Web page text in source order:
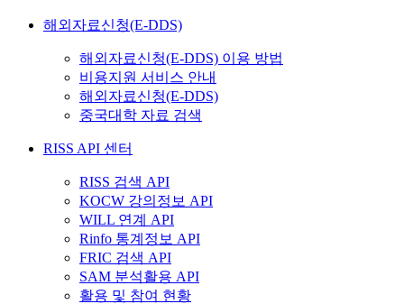
해외자료신청(E-DDS)
해외자료신청(E-DDS) 이용 방법
비용지원 서비스 안내
해외자료신청(E-DDS)
중국대학 자료 검색
RISS API 센터
RISS 검색 API
KOCW 강의정보 API
WILL 연계 API
Rinfo 통계정보 API
FRIC 검색 API
SAM 분석활용 API
활용 및 참여 현황